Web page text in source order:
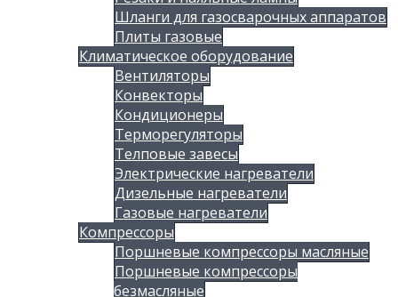
Шланги для газосварочных аппаратов
Плиты газовые
Климатическое оборудование
Вентиляторы
Конвекторы
Кондиционеры
Терморегуляторы
Телповые завесы
Электрические нагреватели
Дизельные нагреватели
Газовые нагреватели
Компрессоры
Поршневые компрессоры масляные
Поршневые компрессоры
безмасляные